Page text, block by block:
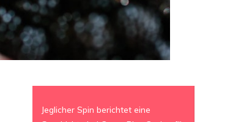
Jeglicher Spin berichtet eine